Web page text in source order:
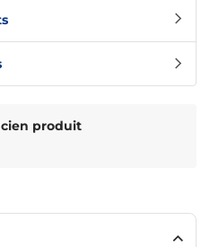
produit